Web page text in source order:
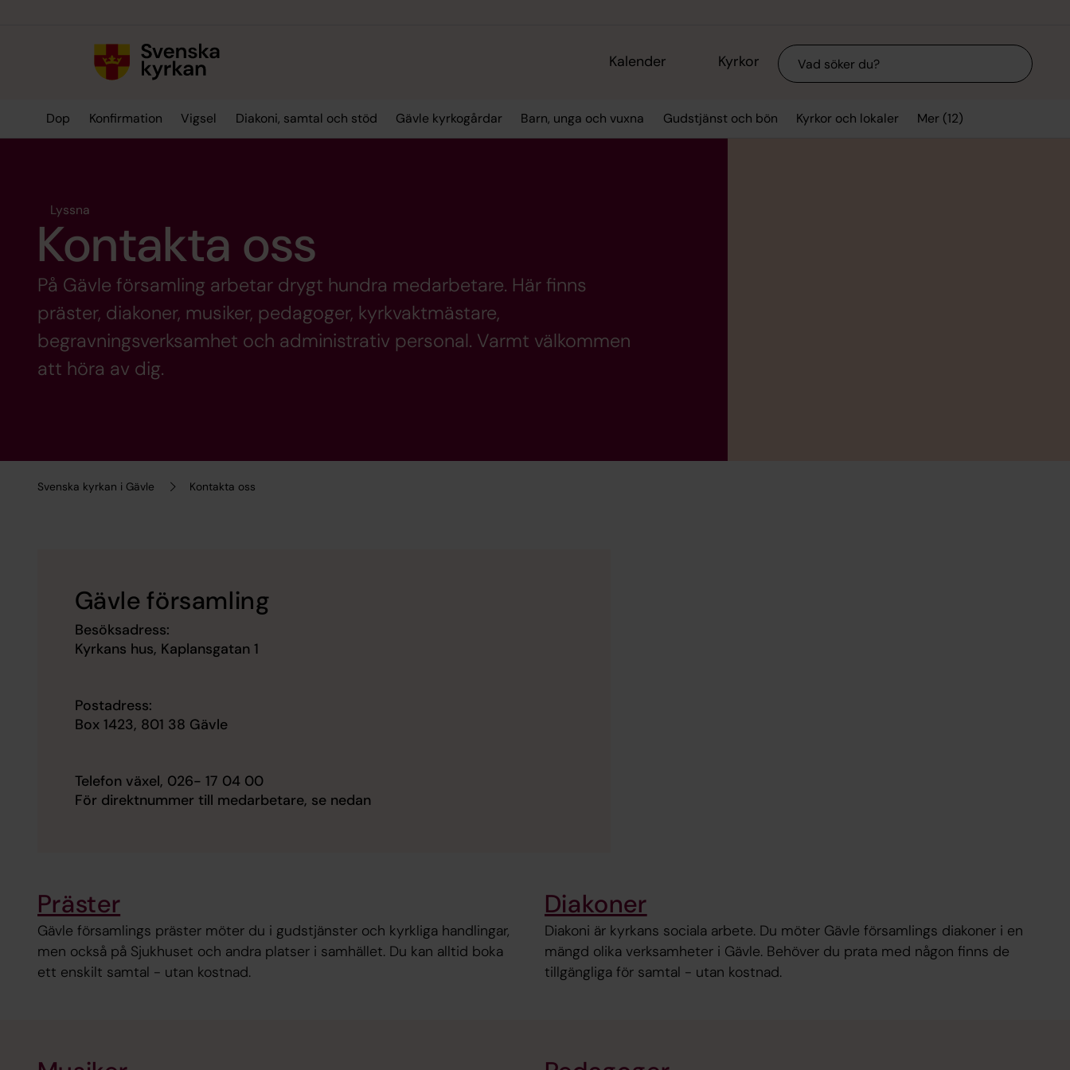
Kalender Kyrkor Sök
Dop Konfirmation Vigsel Diakoni, samtal och stöd Gävle kyrkogårdar Barn, unga och vuxna Gudstjänst och bön Kyrkor och lokaler Mer (12)
Svenska kyrkan i Gävle Kontakta oss
Lyssna
Kontakta oss
På Gävle församling arbetar drygt hundra medarbetare. Här finns
präster, diakoner, musiker, pedagoger, kyrkvaktmästare,
begravningsverksamhet och administrativ personal. Varmt välkommen
att höra av dig.
Gävle församling
Besöksadress:
Kyrkans hus, Kaplansgatan 1
Postadress:
Box 1423, 801 38 Gävle
Telefon växel, 026- 17 04 00
För direktnummer till medarbetare, se nedan
Präster
Gävle församlings präster möter du i gudstjänster och kyrkliga handlingar,
men också på Sjukhuset och andra platser i samhället. Du kan alltid boka
ett enskilt samtal - utan kostnad.
Diakoner
Diakoni är kyrkans sociala arbete. Du möter Gävle församlings diakoner i en
mängd olika verksamheter i Gävle. Behöver du prata med någon finns de
tillgängliga för samtal - utan kostnad.